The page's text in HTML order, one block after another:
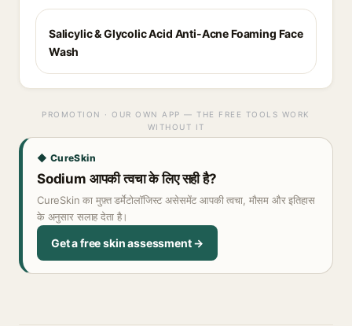
Salicylic & Glycolic Acid Anti-Acne Foaming Face
Wash
PROMOTION · OUR OWN APP — THE FREE TOOLS WORK
WITHOUT IT
◆ CureSkin
Sodium आपकी त्वचा के लिए सही है?
CureSkin का मुफ़्त डर्मेटोलॉजिस्ट असेसमेंट आपकी त्वचा, मौसम और इतिहास
के अनुसार सलाह देता है।
Get a free skin assessment →